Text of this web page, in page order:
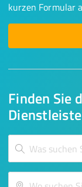
Finden Sie
kurzen Formular